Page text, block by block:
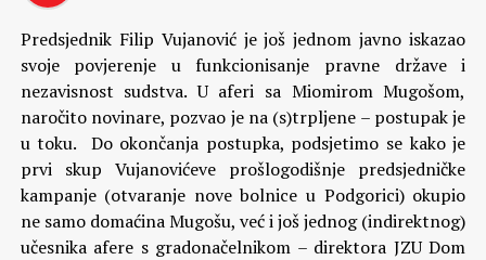
Predsjednik Filip Vujanović je još jednom javno iskazao
svoje povjerenje u funkcionisanje pravne države i
nezavisnost sudstva. U aferi sa Miomirom Mugošom,
naročito novinare, pozvao je na (s)trpljene – postupak je
u toku. Do okončanja postupka, podsjetimo se kako je
prvi skup Vujanovićeve prošlogodišnje predsjedničke
kampanje (otvaranje nove bolnice u Podgorici) okupio
ne samo domaćina Mugošu, već i još jednog (indirektnog)
učesnika afere s gradonačelnikom – direktora JZU Dom